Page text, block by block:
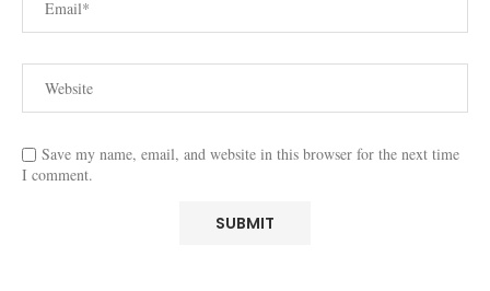
Save my name, email, and website in this browser for the next time
I comment.